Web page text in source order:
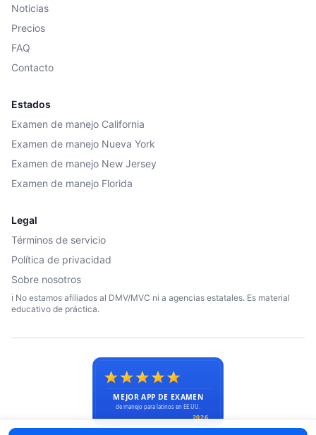
Noticias
Precios
FAQ
Contacto
Estados
Examen de manejo California
Examen de manejo Nueva York
Examen de manejo New Jersey
Examen de manejo Florida
Legal
Términos de servicio
Política de privacidad
Sobre nosotros
ℹ️ No estamos afiliados al DMV/MVC ni a agencias estatales. Es material
educativo de práctica.